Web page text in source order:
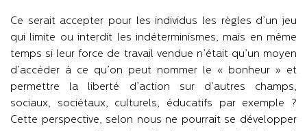
Ce serait accepter pour les individus les règles d’un jeu
qui limite ou interdit les indéterminismes, mais en même
temps si leur force de travail vendue n’était qu’un moyen
d’accéder à ce qu’on peut nommer le « bonheur » et
permettre la liberté d’action sur d’autres champs,
sociaux, sociétaux, culturels, éducatifs par exemple ?
Cette perspective, selon nous ne pourrait se développer